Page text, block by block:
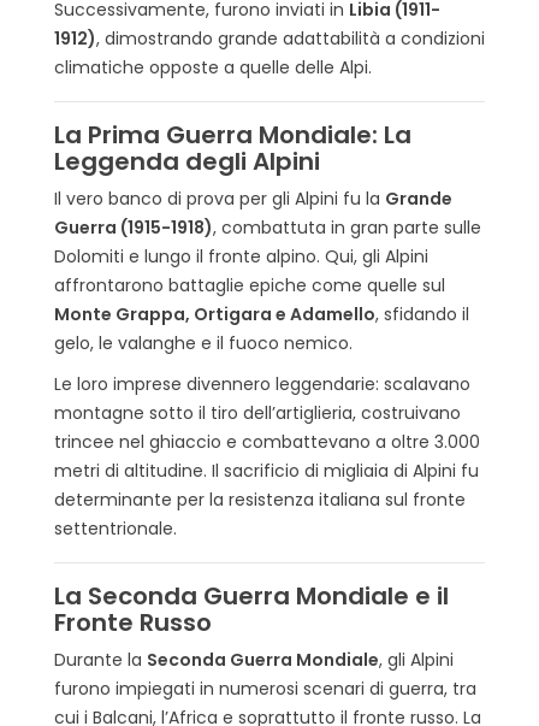
Successivamente, furono inviati in Libia (1911-
1912), dimostrando grande adattabilità a condizioni
climatiche opposte a quelle delle Alpi.
La Prima Guerra Mondiale: La
Leggenda degli Alpini
Il vero banco di prova per gli Alpini fu la Grande
Guerra (1915-1918), combattuta in gran parte sulle
Dolomiti e lungo il fronte alpino. Qui, gli Alpini
affrontarono battaglie epiche come quelle sul
Monte Grappa, Ortigara e Adamello, sfidando il
gelo, le valanghe e il fuoco nemico.
Le loro imprese divennero leggendarie: scalavano
montagne sotto il tiro dell’artiglieria, costruivano
trincee nel ghiaccio e combattevano a oltre 3.000
metri di altitudine. Il sacrificio di migliaia di Alpini fu
determinante per la resistenza italiana sul fronte
settentrionale.
La Seconda Guerra Mondiale e il
Fronte Russo
Durante la Seconda Guerra Mondiale, gli Alpini
furono impiegati in numerosi scenari di guerra, tra
cui i Balcani, l’Africa e soprattutto il fronte russo. La